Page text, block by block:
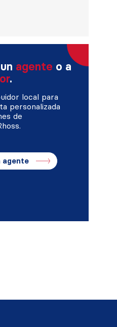
agente o a
.
local para
personalizada
de
agente